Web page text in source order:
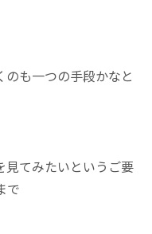
も一つの手段かなと
見てみたいというご要
で